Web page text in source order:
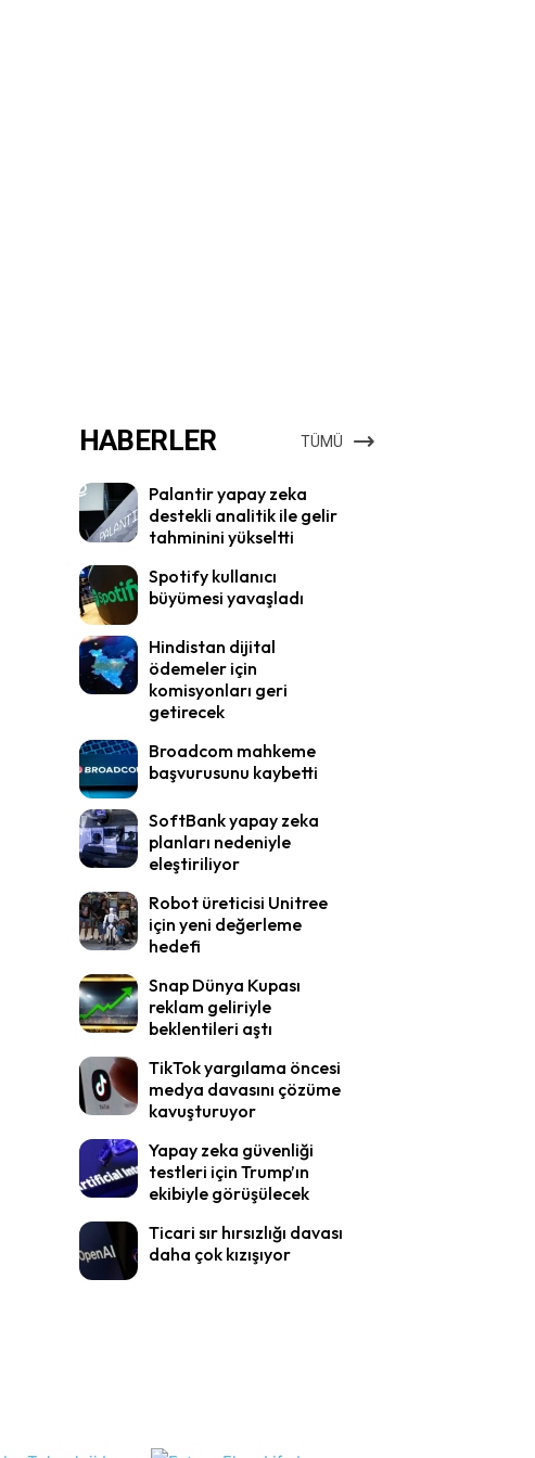
HABERLER TÜMÜ
Palantir yapay zeka
destekli analitik ile gelir
tahminini yükseltti
Spotify kullanıcı
büyümesi yavaşladı
Hindistan dijital
ödemeler için
komisyonları geri
getirecek
Broadcom mahkeme
başvurusunu kaybetti
SoftBank yapay zeka
planları nedeniyle
eleştiriliyor
Robot üreticisi Unitree
için yeni değerleme
hedefi
Snap Dünya Kupası
reklam geliriyle
beklentileri aştı
TikTok yargılama öncesi
medya davasını çözüme
kavuşturuyor
Yapay zeka güvenliği
testleri için Trump’ın
ekibiyle görüşülecek
Ticari sır hırsızlığı davası
daha çok kızışıyor